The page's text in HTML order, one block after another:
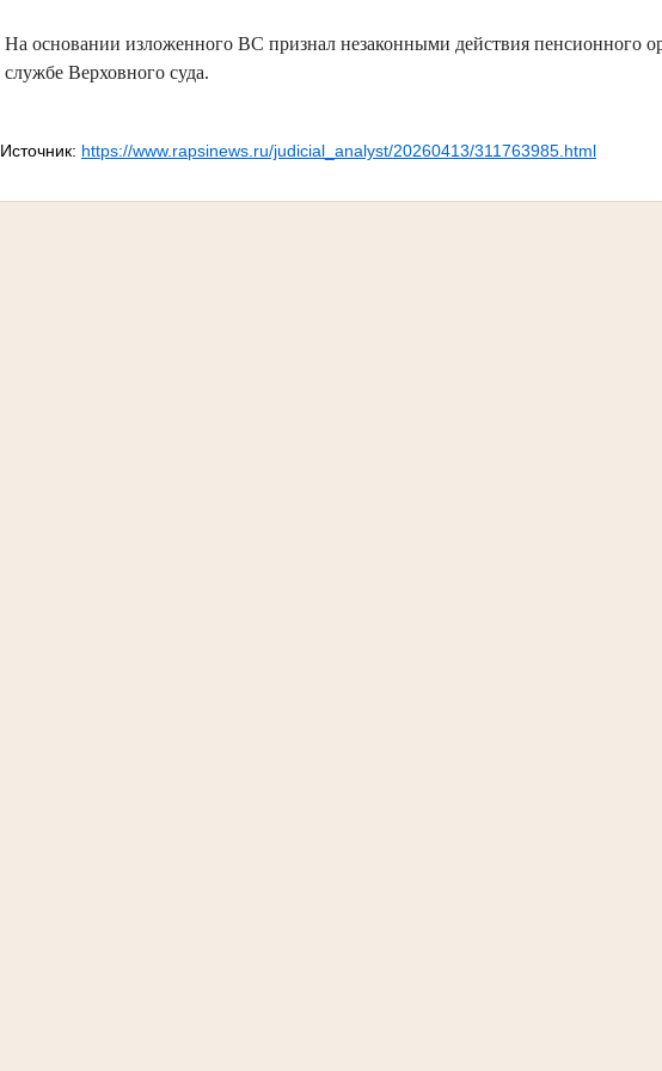
На основании изложенного ВС признал незаконными действия пенсионного
службе Верховного суда.
Источник: https://www.rapsinews.ru/judicial_analyst/20260413/311763985.html